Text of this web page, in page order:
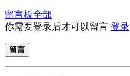
留言板全部
你需要登录后才可以留言 登录
留言